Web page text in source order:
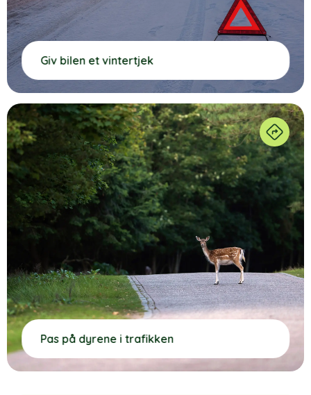
Giv bilen et vintertjek
Pas på dyrene i trafikken